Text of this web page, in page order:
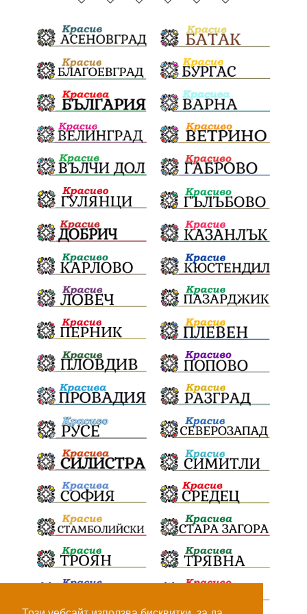
Отговорност БългарскиДух ОбщинскиСъвет
Полиграф ДетекторНаЛъжата МВР
ОбезпечителниМерки МестнаВласт Котел
СИК Ружица РайнаКнягиня
ВеселинОрешков Шофьори
НационаленШампион ОрлинОрлиновЕнчев
ВСС СъдебнаРеформа Шантаж
ПолитическиНатиск ЗаплахаЗаАрест
ПартияВеличие ЕкатеринаДафовска Тракия
ПТП Сливен КварталРечица Данъци
ПътнаИнфраструктура Асфалт
БрашноСтоименов ИстинскиХляб
БългарскоКачество Запис
ПолитическоЗадкулисие Микродрон
КомарДрон КитайскаТехнология
ВоенниТехнологии Наркотици
Демерджиев